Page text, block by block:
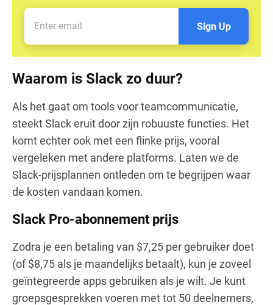
Sign Up
Waarom is Slack zo duur?
Als het gaat om tools voor teamcommunicatie,
steekt Slack eruit door zijn robuuste functies. Het
komt echter ook met een flinke prijs, vooral
vergeleken met andere platforms. Laten we de
Slack-prijsplannen ontleden om te begrijpen waar
de kosten vandaan komen.
Slack Pro-abonnement prijs
Zodra je een betaling van $7,25 per gebruiker doet
(of $8,75 als je maandelijks betaalt), kun je zoveel
geïntegreerde apps gebruiken als je wilt. Je kunt
groepsgesprekken voeren met tot 50 deelnemers,